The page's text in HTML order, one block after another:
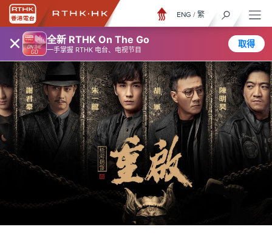
× 全新 RTHK On The Go
一手掌握 RTHK 电台、电视节目
取得
ENG / 繁